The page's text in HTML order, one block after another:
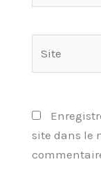
site dans le